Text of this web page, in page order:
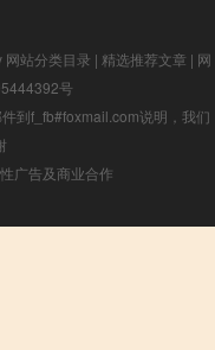
网站分类目录 | 精选推荐文章 | 网
号
到f_fb#foxmail.com说明，我们
广告及商业合作